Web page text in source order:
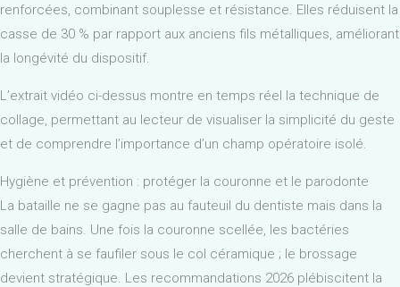
renforcées, combinant souplesse et résistance. Elles réduisent la
casse de 30 % par rapport aux anciens fils métalliques, améliorant
la longévité du dispositif.
L’extrait vidéo ci-dessus montre en temps réel la technique de
collage, permettant au lecteur de visualiser la simplicité du geste
et de comprendre l’importance d’un champ opératoire isolé.
Hygiène et prévention : protéger la couronne et le parodonte
La bataille ne se gagne pas au fauteuil du dentiste mais dans la
salle de bains. Une fois la couronne scellée, les bactéries
cherchent à se faufiler sous le col céramique ; le brossage
devient stratégique. Les recommandations 2026 plébiscitent la